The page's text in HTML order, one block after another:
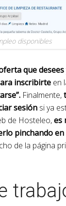
disponibles
que desees
inscribirte en
Finalmente,
sesión si ya
de Hosteleo,es
pinchando
de la página